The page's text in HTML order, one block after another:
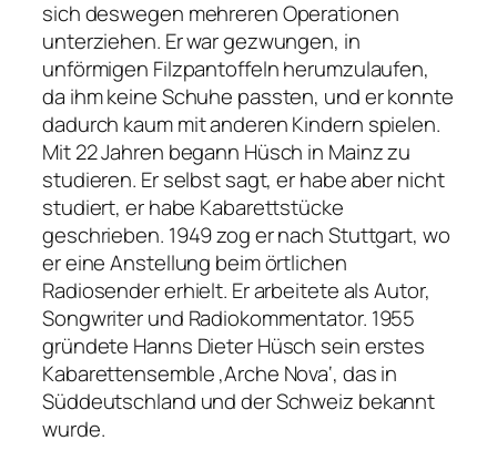
sich deswegen mehreren Operationen
unterziehen. Er war gezwungen, in
unförmigen Filzpantoffeln herumzulaufen,
da ihm keine Schuhe passten, und er konnte
dadurch kaum mit anderen Kindern spielen.
Mit 22 Jahren begann Hüsch in Mainz zu
studieren. Er selbst sagt, er habe aber nicht
studiert, er habe Kabarettstücke
geschrieben. 1949 zog er nach Stuttgart, wo
er eine Anstellung beim örtlichen
Radiosender erhielt. Er arbeitete als Autor,
Songwriter und Radiokommentator. 1955
gründete Hanns Dieter Hüsch sein erstes
Kabarettensemble ‚Arche Nova‘, das in
Süddeutschland und der Schweiz bekannt
wurde.